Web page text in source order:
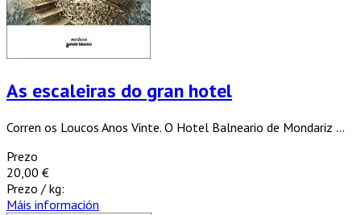
As escaleiras do gran hotel
Corren os Loucos Anos Vinte. O Hotel Balneario de Mondariz ...
Prezo
20,00 €
Prezo / kg:
Máis información